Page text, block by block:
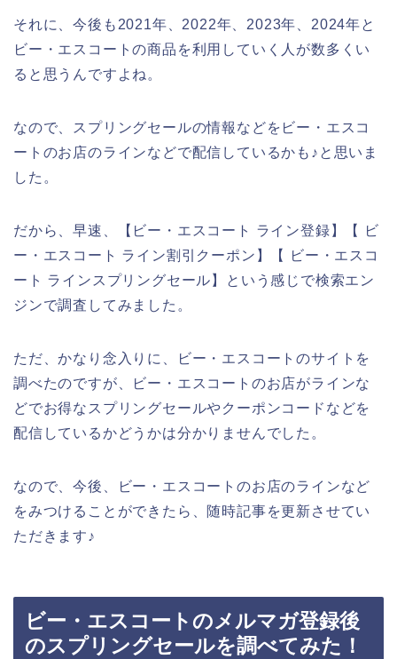
それに、今後も2021年、2022年、2023年、2024年と
ビー・エスコートの商品を利用していく人が数多くい
ると思うんですよね。
なので、スプリングセールの情報などをビー・エスコ
ートのお店のラインなどで配信しているかも♪と思いま
した。
だから、早速、【ビー・エスコート ライン登録】【 ビ
ー・エスコート ライン割引クーポン】【 ビー・エスコ
ート ラインスプリングセール】という感じで検索エン
ジンで調査してみました。
ただ、かなり念入りに、ビー・エスコートのサイトを
調べたのですが、ビー・エスコートのお店がラインな
どでお得なスプリングセールやクーポンコードなどを
配信しているかどうかは分かりませんでした。
なので、今後、ビー・エスコートのお店のラインなど
をみつけることができたら、随時記事を更新させてい
ただきます♪
ビー・エスコートのメルマガ登録後
のスプリングセールを調べてみた！